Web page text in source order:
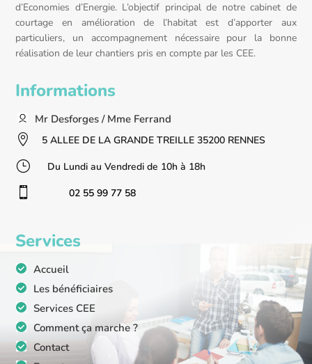
d’Economies d’Energie. L’objectif principal de notre cabinet de
courtage en amélioration de l’habitat est d’apporter aux
particuliers, un accompagnement nécessaire pour la bonne
réalisation de leur chantiers pris en compte par les CEE.
Informations
Mr Desforges / Mme Ferrand

5 ALLEE DE LA GRANDE TREILLE 35200 RENNES
} Du Lundi au Vendredi de 10h à 18h
 02 55 99 77 58
Services
Accueil
Les bénéficiaires
Services CEE
Comment ça marche ?
Contact